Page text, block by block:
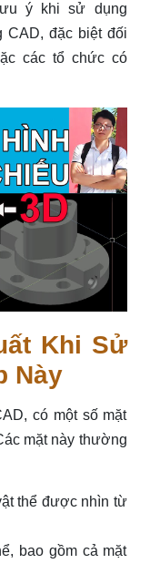
ý khi sử dụng
CAD, đặc biệt đối
các tổ chức có
Khi Sử
Này
có một số mặt
mặt này thường
thể được nhìn từ
bao gồm cả mặt